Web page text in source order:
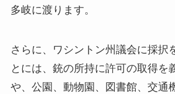
多岐に渡ります。
さらに、ワシントン州議会に採択
とには、銃の所持に許可の取得を
や、公園、動物園、図書館、交通